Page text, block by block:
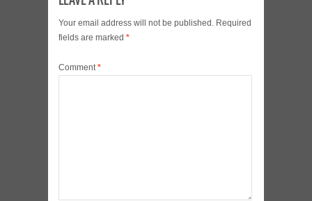
Your email address will not be published. Required
fields are marked *
Comment*